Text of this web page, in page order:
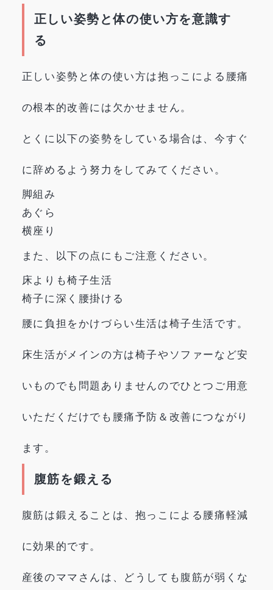
正しい姿勢と体の使い方を意識す
る
正しい姿勢と体の使い方は抱っこによる腰痛
の根本的改善には欠かせません。
とくに以下の姿勢をしている場合は、今すぐ
に辞めるよう努力をしてみてください。
脚組み
あぐら
横座り
また、以下の点にもご注意ください。
床よりも椅子生活
椅子に深く腰掛ける
腰に負担をかけづらい生活は椅子生活です。
床生活がメインの方は椅子やソファーなど安
いものでも問題ありませんのでひとつご用意
いただくだけでも腰痛予防＆改善につながり
ます。
腹筋を鍛える
腹筋は鍛えることは、抱っこによる腰痛軽減
に効果的です。
産後のママさんは、どうしても腹筋が弱くな